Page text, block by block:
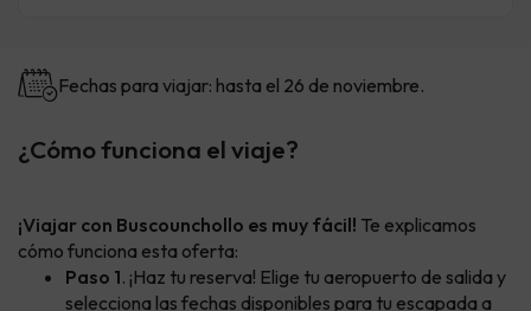
Fechas para viajar: hasta el 26 de noviembre.
¿Cómo funciona el viaje?
¡Viajar con Buscounchollo es muy fácil! Te explicamos
cómo funciona esta oferta:
Paso 1. ¡Haz tu reserva! Elige tu aeropuerto de salida y
selecciona las fechas disponibles para tu escapada a